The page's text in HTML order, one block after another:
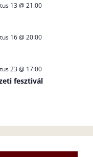
13 @ 21:00
16 @ 20:00
23 @ 17:00
fesztivál